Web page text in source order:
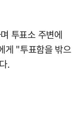
투표소 주변에
게 "투표함을 밖으
.